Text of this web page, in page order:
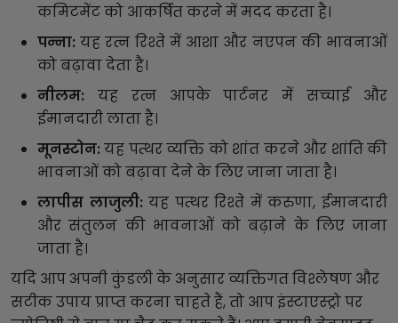
कमिटमेंट को आकर्षित करने में मदद करता है।
पन्ना: यह रत्न रिश्ते में आशा और नएपन की भावनाओं
को बढ़ावा देता है।
नीलम: यह रत्न आपके पार्टनर में सच्चाई और
ईमानदारी लाता है।
मूनस्टोन:यह पत्थर व्यक्ति को शांत करने और शांति की
भावनाओं को बढ़ावा देने के लिए जाना जाता है।
लापीस लाजुली:यह पत्थर रिश्ते में करुणा, ईमानदारी
और संतुलन की भावनाओं को बढ़ाने के लिए जाना
जाता है।
यदि आप अपनी कुंडली के अनुसार व्यक्तिगत विश्लेषण और
सटीक उपाय प्राप्त करना चाहते हैं, तो आप इंस्टाएस्ट्रो पर